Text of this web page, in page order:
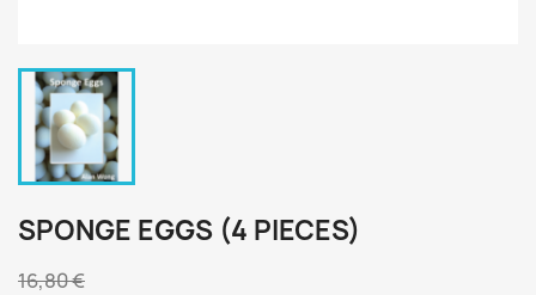
SPONGE EGGS (4 PIECES)
16,80 €